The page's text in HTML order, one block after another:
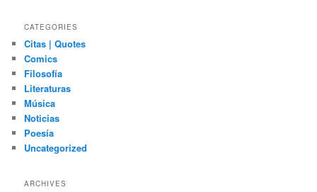
CATEGORIES
Citas | Quotes
Comics
Filosofía
Literaturas
Música
Noticias
Poesía
Uncategorized
ARCHIVES